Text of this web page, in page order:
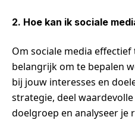
2. Hoe kan ik sociale
Om sociale media
belangrijk om te bepalen
bij jouw interesses en
strategie, deel
doelgroep en analyseer je